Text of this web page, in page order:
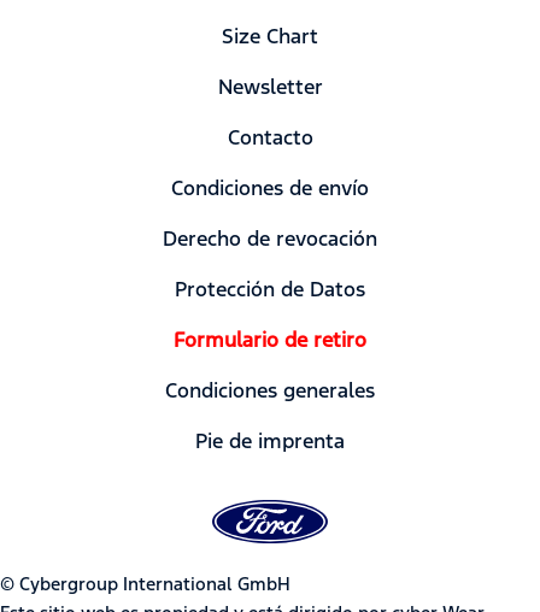
Size Chart
Newsletter
Contacto
Condiciones de envío
Derecho de revocación
Protección de Datos
Formulario de retiro
Condiciones generales
Pie de imprenta
© Cybergroup International GmbH